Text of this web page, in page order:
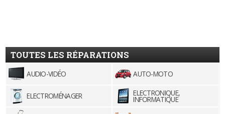
TOUTES LES RÉPARATIONS
AUDIO-VIDÉO AUTO-MOTO
ELECTROMÉNAGER ELECTRONIQUE,
INFORMATIQUE